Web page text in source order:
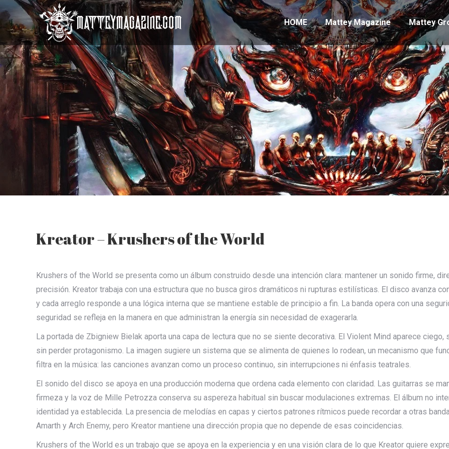
HOME Mattey Magazine Mattey
Kreator – Krushers of the World
Krushers of the World se presenta como un álbum construido desde una intención clara: mantener un sonido firme,
precisión. Kreator trabaja con una estructura que no busca giros dramáticos ni rupturas estilísticas. El disco avanza
y cada arreglo responde a una lógica interna que se mantiene estable de principio a fin. La banda opera con una
seguridad se refleja en la manera en que administran la energía sin necesidad de exagerarla.
La portada de Zbigniew Bielak aporta una capa de lectura que no se siente decorativa. El Violent Mind aparece
sin perder protagonismo. La imagen sugiere un sistema que se alimenta de quienes lo rodean, un mecanismo que
filtra en la música: las canciones avanzan como un proceso continuo, sin interrupciones ni énfasis teatrales.
El sonido del disco se apoya en una producción moderna que ordena cada elemento con claridad. Las guitarras se
firmeza y la voz de Mille Petrozza conserva su aspereza habitual sin buscar modulaciones extremas. El álbum no
identidad ya establecida. La presencia de melodías en capas y ciertos patrones rítmicos puede recordar a otras
Amarth y Arch Enemy, pero Kreator mantiene una dirección propia que no depende de esas coincidencias.
Krushers of the World es un trabajo que se apoya en la experiencia y en una visión clara de lo que Kreator quiere